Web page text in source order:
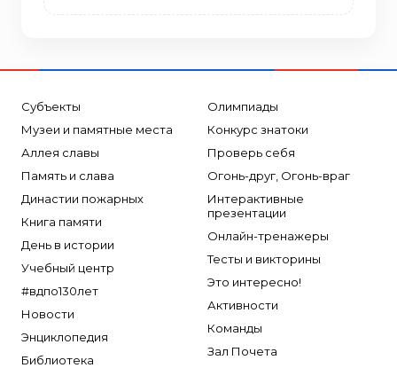
Субъекты
Музеи и памятные места
Аллея славы
Память и слава
Династии пожарных
Книга памяти
День в истории
Учебный центр
#вдпо130лет
Новости
Энциклопедия
Библиотека
Олимпиады
Конкурс знатоки
Проверь себя
Огонь-друг, Огонь-враг
Интерактивные
презентации
Онлайн-тренажеры
Тесты и викторины
Это интересно!
Активности
Команды
Зал Почета